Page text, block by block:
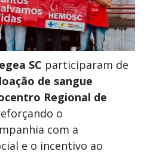
SC participaram de
de sangue
Regional de
o
com a
e o incentivo ao